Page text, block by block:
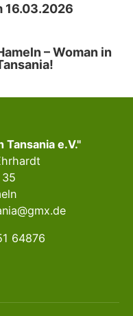
16.03.2026
– Woman in
e.V."
64876